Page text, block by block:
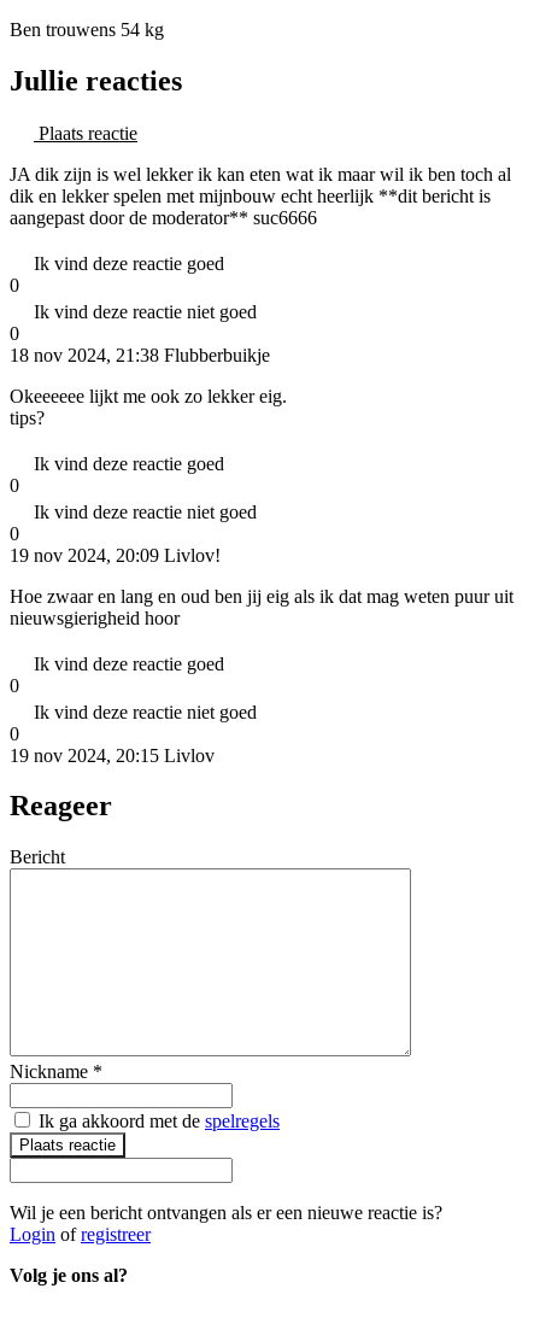
Ben trouwens 54 kg
Jullie reacties
Plaats reactie
JA dik zijn is wel lekker ik kan eten wat ik maar wil ik ben toch al
dik en lekker spelen met mijnbouw echt heerlijk **dit bericht is
aangepast door de moderator** suc6666
Ik vind deze reactie goed
0
Ik vind deze reactie niet goed
0
18 nov 2024, 21:38 Flubberbuikje
Okeeeeee lijkt me ook zo lekker eig.
tips?
Ik vind deze reactie goed
0
Ik vind deze reactie niet goed
0
19 nov 2024, 20:09 Livlov!
Hoe zwaar en lang en oud ben jij eig als ik dat mag weten puur uit
nieuwsgierigheid hoor
Ik vind deze reactie goed
0
Ik vind deze reactie niet goed
0
19 nov 2024, 20:15 Livlov
Reageer
Bericht
Nickname *
Ik ga akkoord met de spelregels
Plaats reactie
Wil je een bericht ontvangen als er een nieuwe reactie is?
Login ofregistreer
Volg je ons al?